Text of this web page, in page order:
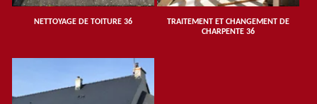
NETTOYAGE DE TOITURE 36
TRAITEMENT ET CHANGEMENT DE
CHARPENTE 36